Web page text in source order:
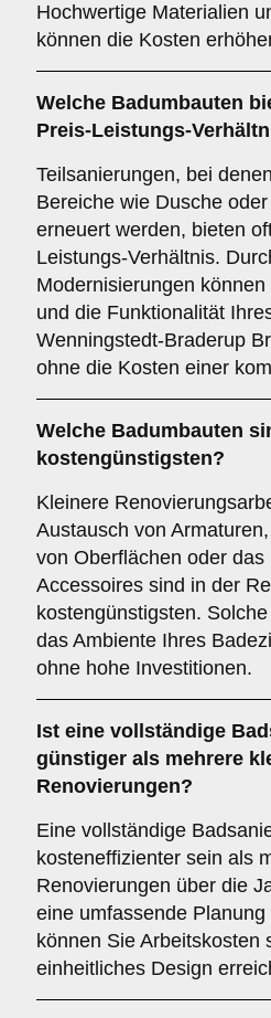
Hochwertige Materialien
können die Kosten
Welche Badumbauten
Preis-Leistungs-
Teilsanierungen, bei
Bereiche wie Dusche
erneuert werden, bieten
Leistungs-Verhältnis.
Modernisierungen
und die Funktionalität
Wenningstedt-Braderup
ohne die Kosten einer
Welche Badumbauten
kostengünstigsten?
Kleinere
Austausch von
von Oberflächen oder das
Accessoires sind in der
kostengünstigsten.
das Ambiente Ihres
ohne hohe Investitionen.
Ist eine vollständige
günstiger als mehrere
Renovierungen?
Eine vollständige
kosteneffizienter sein als
Renovierungen über die
eine umfassende
können Sie Arbeitskosten
einheitliches Design